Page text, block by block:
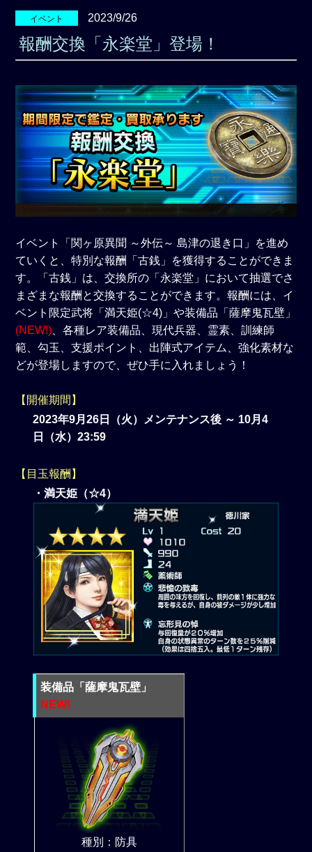
イベント 2023/9/26
報酬交換「永楽堂」登場！
イベント「関ヶ原異聞 ～外伝～ 島津の退き口」を進め
ていくと、特別な報酬「古銭」を獲得することができま
す。「古銭」は、交換所の「永楽堂」において抽選でさ
まざまな報酬と交換することができます。報酬には、イ
ベント限定武将「満天姫(☆4)」や装備品「薩摩鬼瓦壁」
(NEW!) 、各種レア装備品、現代兵器、霊素、訓練師
範、勾玉、支援ポイント、出陣式アイテム、強化素材な
どが登場しますので、ぜひ手に入れましょう！
【開催期間】
2023年9月26日（火）メンテナンス後 ～ 10月4
日（水）23:59
【目玉報酬】
・満天姫（☆4）
装備品「薩摩鬼瓦壁」
NEW!
種別：防具